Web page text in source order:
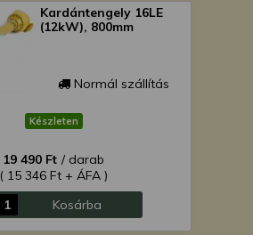
Kardántengely 16LE
(12kW), 800mm
Normál szállítás
Készleten
19 490 Ft / darab
( 15 346 Ft + ÁFA )
Kosárba